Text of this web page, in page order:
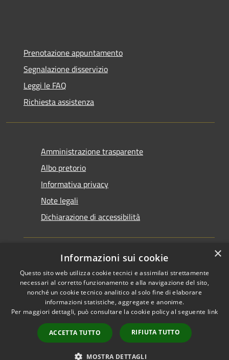
Prenotazione appuntamento
Segnalazione disservizio
Leggi le FAQ
Richiesta assistenza
Amministrazione trasparente
Albo pretorio
Informativa privacy
Note legali
Dichiarazione di accessibilità
RSS
Accessibilità
Cookie
Mappa del sito
Piano di miglioramento
Copyright © 2026 • Comune di
Santarcangelo di Romagna •
Powered byMunicipium
Accesso redazione
×
Informazioni sui cookie
Questo sito web utilizza cookie tecnici e assimilati strettamente
necessari al corretto funzionamento e alla navigazione del sito,
nonché un cookie tecnico analitico al solo fine di elaborare
informazioni statistiche, aggregate e anonime.
Per maggiori dettagli, può consultare la cookie policy al seguente link
ACCETTA TUTTO RIFIUTA TUTTO
MOSTRA DETTAGLI